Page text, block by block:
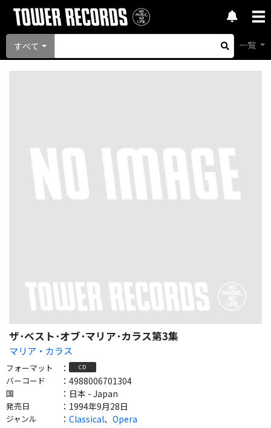
すべて 一覧
ザ･ベスト･オブ･マリア･カラス第3集
マリア・カラス
フォーマット ： CD
バーコード ： 4988006701304
国 ： 日本 - Japan
発売日 ： 1994年9月28日
ジャンル ： Classical、 Opera